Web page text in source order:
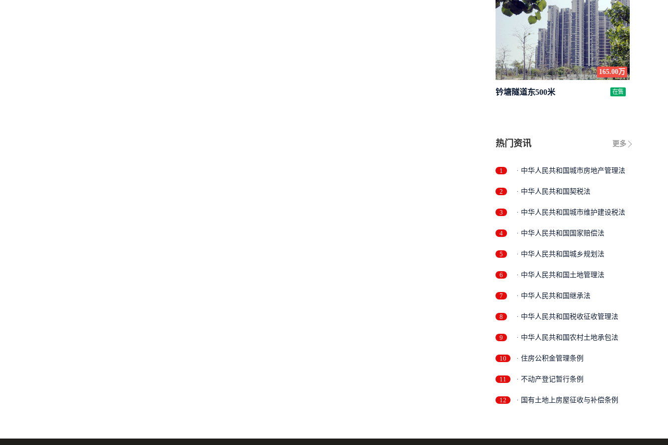
165.00万
钤塘隧道东500米 在售
更多
热门资讯
1 · 中华人民共和国城市房地产管理法
2 · 中华人民共和国契税法
3 · 中华人民共和国城市维护建设税法
4 · 中华人民共和国国家赔偿法
5 · 中华人民共和国城乡规划法
6 · 中华人民共和国土地管理法
7 · 中华人民共和国继承法
8 · 中华人民共和国税收征收管理法
9 · 中华人民共和国农村土地承包法
10 · 住房公积金管理条例
11 · 不动产登记暂行条例
12 · 国有土地上房屋征收与补偿条例